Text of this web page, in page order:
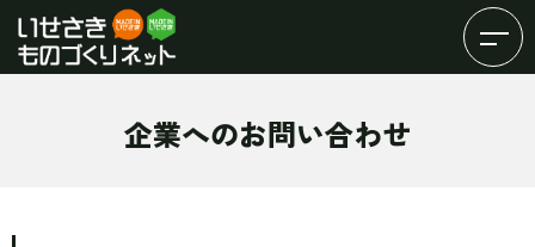
企業へのお問い合わせ